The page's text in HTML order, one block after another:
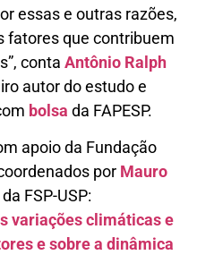
essas e outras razões,
fatores que contribuem
conta Antônio Ralph
autor do estudo e
bolsa da FAPESP.
apoio da Fundação
por Mauro
FSP-USP:
variações climáticas e
e sobre a dinâmica